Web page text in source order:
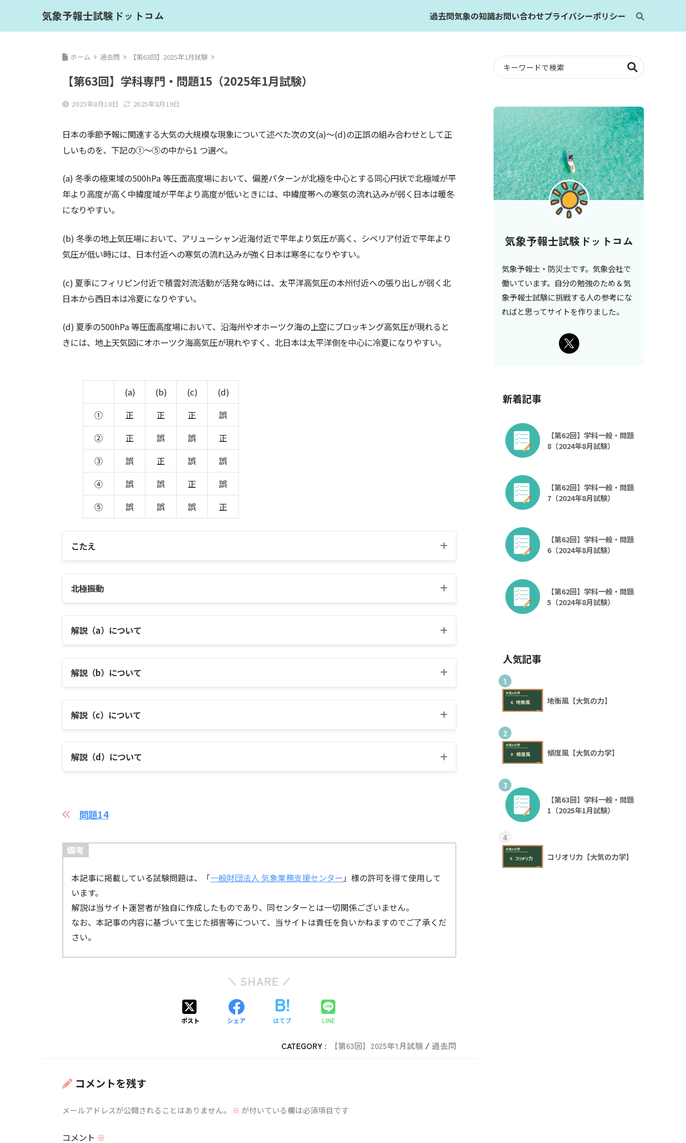
気象予報士試験ドットコム 過去問気象の知識お問い合わせプライバシーポリシー
ホーム 過去問 【第63回】2025年1月試験
【第63回】学科専門・問題15（2025年1月試験）
2025年8月18日 2025年8月19日
⽇本の季節予報に関連する⼤気の⼤規模な現象について述べた次の⽂(a)〜(d)の正誤の組み合わせとして正
しいものを、下記の①〜⑤の中から1 つ選べ。
(a) 冬季の極東域の500hPa 等圧⾯⾼度場において、偏差パターンが北極を中⼼とする同⼼円状で北極域が平
年より⾼度が⾼く中緯度域が平年より⾼度が低いときには、中緯度帯への寒気の流れ込みが弱く⽇本は暖冬
になりやすい。
(b) 冬季の地上気圧場において、アリューシャン近海付近で平年より気圧が⾼く、シベリア付近で平年より
気圧が低い時には、⽇本付近への寒気の流れ込みが強く⽇本は寒冬になりやすい。
(c) 夏季にフィリピン付近で積雲対流活動が活発な時には、太平洋⾼気圧の本州付近への張り出しが弱く北
⽇本から⻄⽇本は冷夏になりやすい。
(d) 夏季の500hPa 等圧⾯⾼度場において、沿海州やオホーツク海の上空にブロッキング⾼気圧が現れると
きには、地上天気図にオホーツク海⾼気圧が現れやすく、北⽇本は太平洋側を中⼼に冷夏になりやすい。
(a) (b) (c)
(d)
①
正 正 正
誤
②
正 誤 誤
正
③
誤 正 誤
誤
④
誤 誤 正
誤
⑤
誤 誤 誤 正
こたえ
北極振動
北極の気圧 中緯度の気圧 偏西風
解説（a）について
解説（b）について
正の北極振動
解説（c）について
解説（d）について
問題14
備考
本記事に掲載している試験問題は、「一般財団法人 気象業務支援センター」様の許可を得て使用して
います。
解説は当サイト運営者が独自に作成したものであり、同センターとは一切関係ございません。
なお、本記事の内容に基づいて生じた損害等について、当サイトは責任を負いかねますのでご了承くだ
さい。
SHARE
ポスト シェア はてブ LINE
CATEGORY : 【第63回】2025年1月試験 過去問
コメントを残す
メールアドレスが公開されることはありません。 ※ が付いている欄は必須項目です
コメント ※
気象予報士試験ドットコム
気象予報士・防災士です。気象会社で
働いています。自分の勉強のため＆気
象予報士試験に挑戦する人の参考にな
ればと思ってサイトを作りました。
新着記事
【第62回】学科一般・問題
8（2024年8月試験）
【第62回】学科一般・問題
7（2024年8月試験）
【第62回】学科一般・問題
6（2024年8月試験）
【第62回】学科一般・問題
5（2024年8月試験）
人気記事
1
地衡風【大気の力】
2
傾度風【大気の力学】
3
【第63回】学科一般・問題
1（2025年1月試験）
4
コリオリ力【大気の力学】